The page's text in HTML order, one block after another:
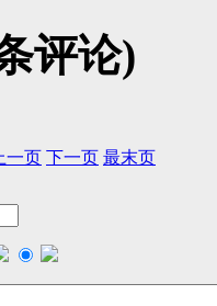
评论)
一页 下一页 最末页